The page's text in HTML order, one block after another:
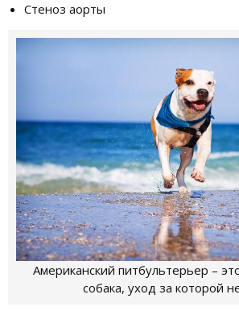
Стеноз аорты
Американский питбультерьер –
собака, уход за которой